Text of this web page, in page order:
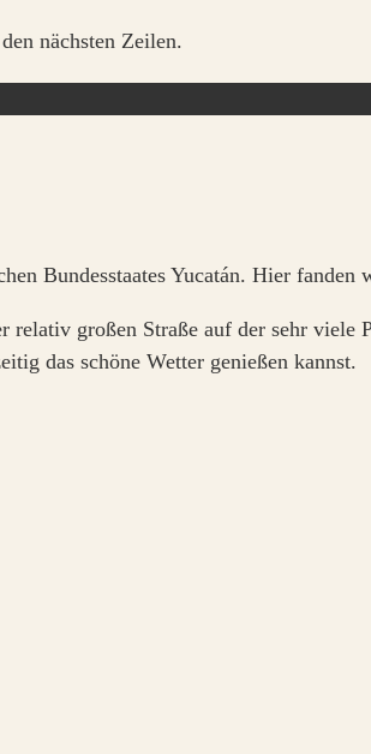
nächsten Zeilen.
Bundesstaates Yucatán. Hier fanden
großen Straße auf der sehr viele
das schöne Wetter genießen kannst.